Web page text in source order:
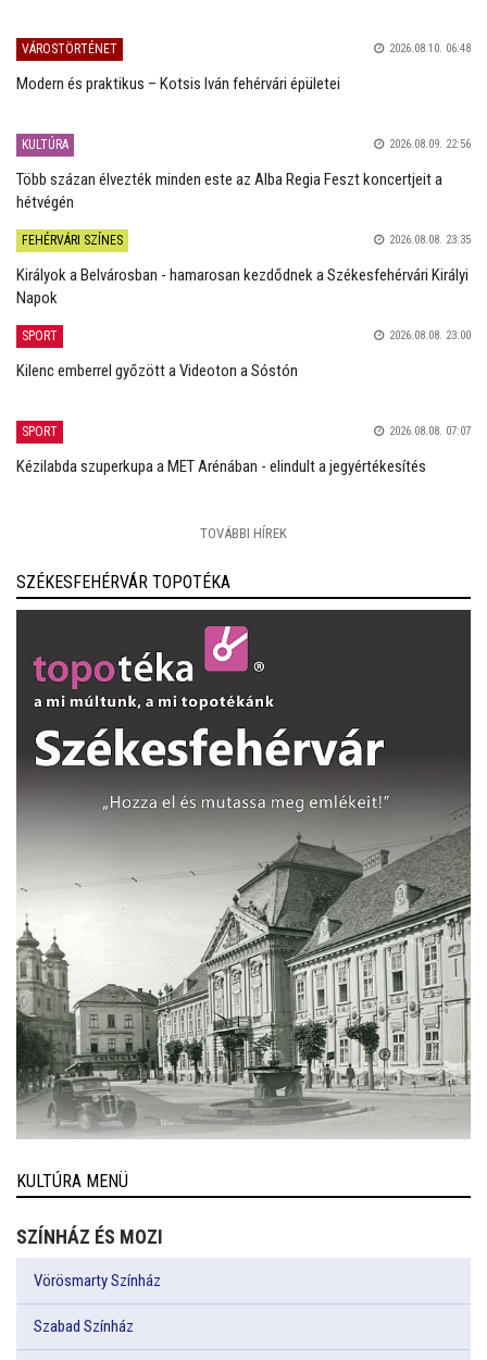
VÁROSTÖRTÉNET 2026.08.10. 06:48
Modern és praktikus – Kotsis Iván fehérvári épületei
KULTÚRA 2026.08.09. 22:56
Több százan élvezték minden este az Alba Regia Feszt koncertjeit a
hétvégén
FEHÉRVÁRI SZÍNES 2026.08.08. 23:35
Királyok a Belvárosban - hamarosan kezdődnek a Székesfehérvári Királyi
Napok
SPORT 2026.08.08. 23:00
Kilenc emberrel győzött a Videoton a Sóstón
SPORT 2026.08.08. 07:07
Kézilabda szuperkupa a MET Arénában - elindult a jegyértékesítés
TOVÁBBI HÍREK
SZÉKESFEHÉRVÁR TOPOTÉKA
KULTÚRA MENÜ
SZÍNHÁZ ÉS MOZI
Vörösmarty Színház
Szabad Színház